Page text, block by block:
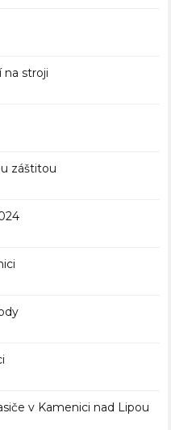
na stroji
záštitou
v Kamenici nad Lipou